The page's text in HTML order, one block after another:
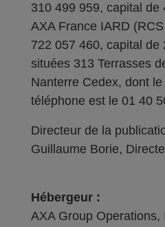
310 499 959, capital de
AXA France IARD
722 057 460, capital de
situées 313 Terrasses
Nanterre Cedex, dont
téléphone est le 01 40
Directeur de la
Guillaume Borie,
Hébergeur :
AXA Group